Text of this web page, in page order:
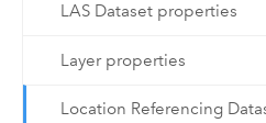
LAS Dataset properties
Layer properties
Location Referencing